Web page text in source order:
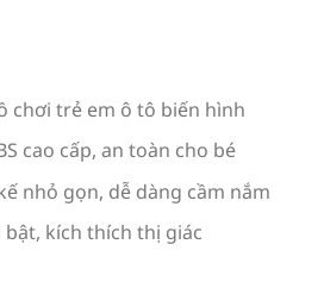
chơi trẻ em ô tô biến hình
cao cấp, an toàn cho bé
nhỏ gọn, dễ dàng cầm nắm
bật, kích thích thị giác